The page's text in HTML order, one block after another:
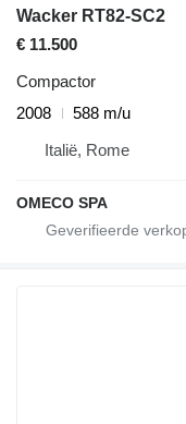
Wacker RT82-SC2
€ 11.500
Compactor
2008
588 m/u
Italië, Rome
OMECO SPA